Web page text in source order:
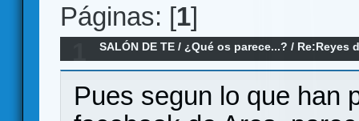
Páginas: [1]
SALÓN DE TE /¿Qué os parece...? / Re:Reyes
del Anillo
Pues segun lo que han